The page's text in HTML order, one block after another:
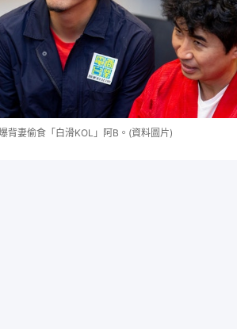
背妻偷食「白滑KOL」阿B。(資料圖片)